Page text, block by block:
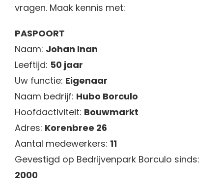
vragen. Maak kennis met:
PASPOORT
Naam: Johan Inan
Leeftijd: 50 jaar
Uw functie: Eigenaar
Naam bedrijf: Hubo Borculo
Hoofdactiviteit: Bouwmarkt
Adres: Korenbree 26
Aantal medewerkers: 11
Gevestigd op Bedrijvenpark Borculo sinds:
2000